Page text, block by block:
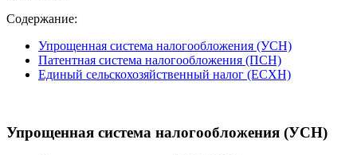
Содержание:
Упрощенная система налогообложения (УСН)
Патентная система налогообложения (ПСН)
Единый сельскохозяйственный налог (ЕСХН)
Упрощенная система налогообложения (УСН)